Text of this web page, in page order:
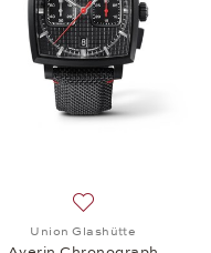
Union Glashütte